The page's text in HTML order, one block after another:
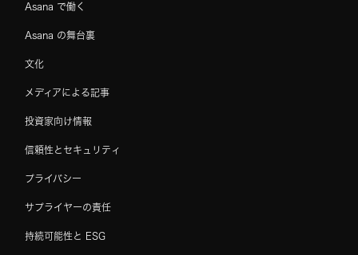
Asana で働く
Asana の舞台裏
文化
メディアによる記事
投資家向け情報
信頼性とセキュリティ
プライバシー
サプライヤーの責任
持続可能性と ESG